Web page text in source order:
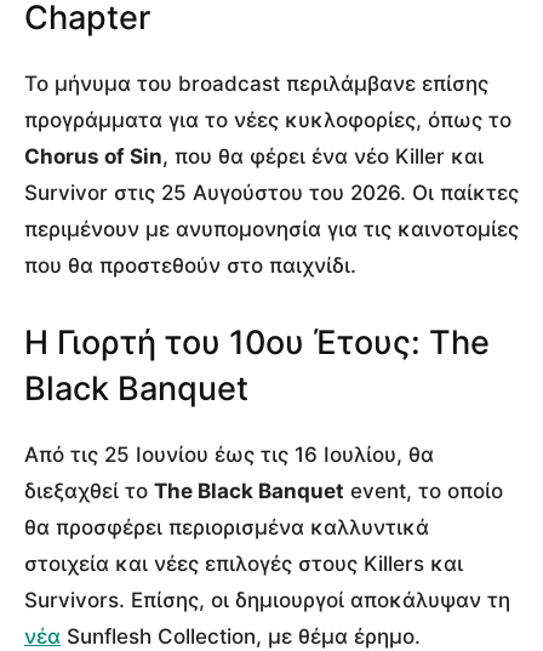
Chapter
Το μήνυμα του broadcast περιλάμβανε επίσης
προγράμματα για το νέες κυκλοφορίες, όπως το
Chorus of Sin, που θα φέρει ένα νέο Killer και
Survivor στις 25 Αυγούστου του 2026. Οι παίκτες
περιμένουν με ανυπομονησία για τις καινοτομίες
που θα προστεθούν στο παιχνίδι.
Η Γιορτή του 10ου Έτους: The
Black Banquet
Από τις 25 Ιουνίου έως τις 16 Ιουλίου, θα
διεξαχθεί το The Black Banquet event, το οποίο
θα προσφέρει περιορισμένα καλλυντικά
στοιχεία και νέες επιλογές στους Killers και
Survivors. Επίσης, οι δημιουργοί αποκάλυψαν τη
νέα Sunflesh Collection, με θέμα έρημο.